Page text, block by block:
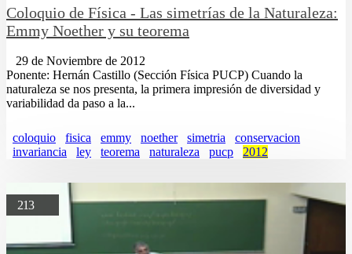
Coloquio de Física - Las simetrías de la Naturaleza:
Emmy Noether y su teorema
29 de Noviembre de 2012
Ponente: Hernán Castillo (Sección Física PUCP) Cuando la
naturaleza se nos presenta, la primera impresión de diversidad y
variabilidad da paso a la...
coloquio fisica emmy noether simetria
conservacion
invariancia
ley teorema naturaleza pucp 2012
213